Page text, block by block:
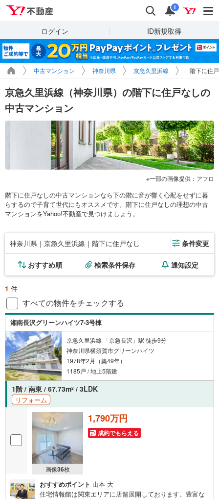
検索 通知
i
ログイン ID新規取得
中古マンション 神奈川県 京急久里浜線 階下に住
京急久里浜線（神奈川県）の階下に住戸なしの
中古マンション
一部の画像提供：アフロ
階下に住戸なしの中古マンションなら下の階に音が響く心配をせずに暮
らするので子育て世代にもオススメです。階下に住戸なしの理想の中古
マンションをYahoo!不動産で見つけましょう。
神奈川県｜京急久里浜線｜階下に住戸なし 条件変更
おすすめ順 検索条件保存 通知設定
1 件
すべての物件をチェックする
湘南長沢グリーンハイツ7-3号棟
京急久里浜線 「京急長沢」駅 徒歩9分
神奈川県横須賀市グリーンハイツ
1978年2月（築49年）
1185戸 / 地上5階建
1階 / 南東 / 67.73m2 / 3LDK
リフォーム
画像36枚
1,790万円
成約でもらえる
おすすめポイント 山本 大
住宅情報館は関東エリアに店舗展開しております。豊富な